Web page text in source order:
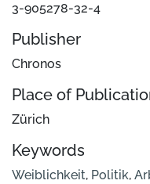
3-905278-32-4
Publisher
Chronos
Place of
Zürich
Keywords
Weiblichkeit, Politik,